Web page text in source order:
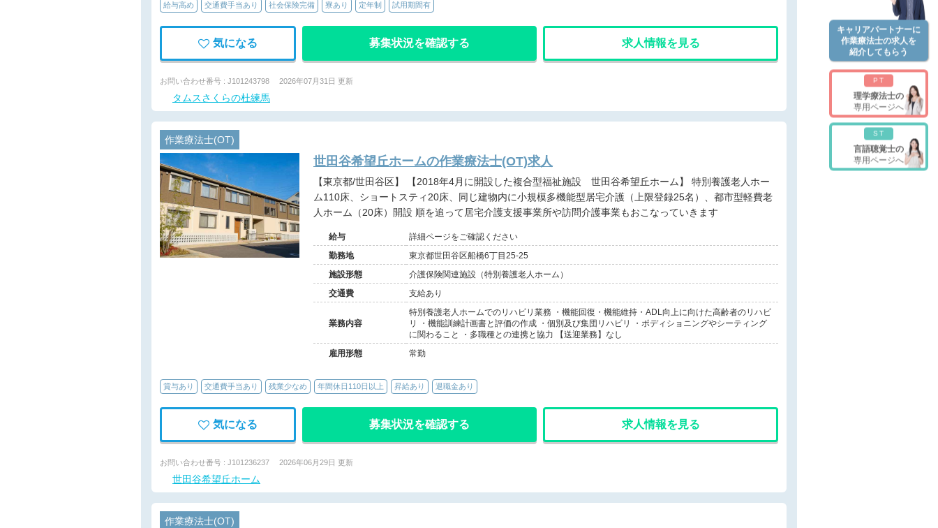
給与高め 交通費手当あり 社会保険完備 寮あり 定年制 試用期間有
気になる 募集状況を確認する 求人情報を見る
お問い合わせ番号 : J101243798 2026年07月31日 更新
タムスさくらの杜練馬
作業療法士(OT)
世田谷希望丘ホームの作業療法士(OT)求人
【東京都/世田谷区】 【2018年4月に開設した複合型福祉施設 世田谷希望丘ホーム】 特別養護老人ホー
ム110床、ショートスティ20床、同じ建物内に小規模多機能型居宅介護（上限登録25名）、都市型軽費老
人ホーム（20床）開設 順を追って居宅介護支援事業所や訪問介護事業もおこなっていきます
給与
詳細ページをご確認ください
勤務地
東京都世田谷区船橋6丁目25-25
施設形態
介護保険関連施設（特別養護老人ホーム）
交通費
支給あり
業務内容
特別養護老人ホームでのリハビリ業務 ・機能回復・機能維持・ADL向上に向けた高齢者のリハビ
リ ・機能訓練計画書と評価の作成 ・個別及び集団リハビリ ・ポディショニングやシーティング
に関わること ・多職種との連携と協力 【送迎業務】なし
雇用形態
常勤
賞与あり 交通費手当あり 残業少なめ 年間休日110日以上 昇給あり 退職金あり
気になる 募集状況を確認する 求人情報を見る
お問い合わせ番号 : J101236237 2026年06月29日 更新
世田谷希望丘ホーム
作業療法士(OT)
キャリアパートナーに
作業療法士の求人を
紹介してもらう
PT
理学療法士の
専用ページへ
ST
言語聴覚士の
専用ページへ